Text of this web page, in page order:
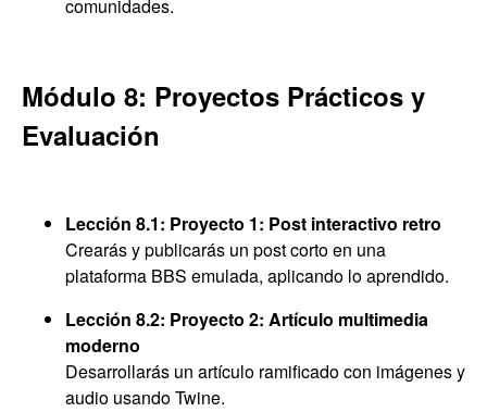
comunidades.
Módulo 8: Proyectos Prácticos y
Evaluación
Lección 8.1: Proyecto 1: Post interactivo retro
Crearás y publicarás un post corto en una
plataforma BBS emulada, aplicando lo aprendido.
Lección 8.2: Proyecto 2: Artículo multimedia
moderno
Desarrollarás un artículo ramificado con imágenes y
audio usando Twine.